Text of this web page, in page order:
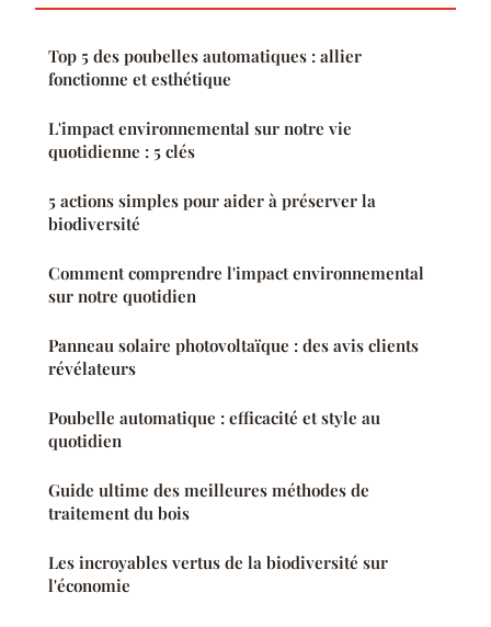
Top 5 des poubelles automatiques : allier
fonctionne et esthétique
L'impact environnemental sur notre vie
quotidienne : 5 clés
5 actions simples pour aider à préserver la
biodiversité
Comment comprendre l'impact environnemental
sur notre quotidien
Panneau solaire photovoltaïque : des avis clients
révélateurs
Poubelle automatique : efficacité et style au
quotidien
Guide ultime des meilleures méthodes de
traitement du bois
Les incroyables vertus de la biodiversité sur
l'économie